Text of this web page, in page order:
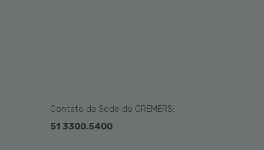
Contato da Sede do CREMERS:
51 3300.5400